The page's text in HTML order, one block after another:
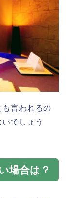
も言われるの
でしょう
場合は？